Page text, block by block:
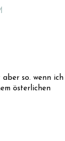
so. wenn ich
österlichen